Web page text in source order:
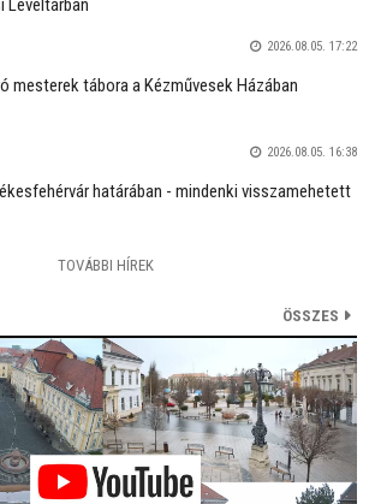
Levéltárban
2026.08.05. 17:22
mesterek tábora a Kézművesek Házában
2026.08.05. 16:38
határában - mindenki visszamehetett
TOVÁBBI HÍREK
ÖSSZES